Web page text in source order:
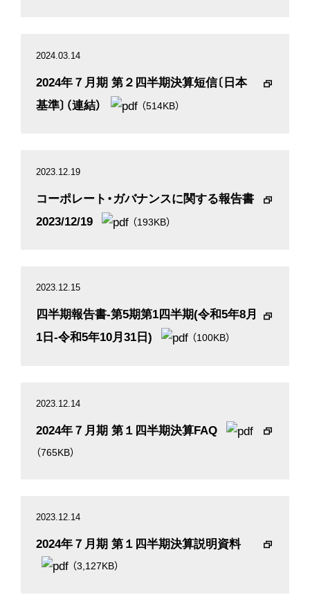
2024.03.14
2024年７月期 第２四半期決算短信〔日本
基準〕（連結）
（514KB）
2023.12.19
コーポレート・ガバナンスに関する報告書
2023/12/19
（193KB）
2023.12.15
四半期報告書-第5期第1四半期(令和5年8月
1日-令和5年10月31日)
（100KB）
2023.12.14
2024年７月期 第１四半期決算FAQ
（765KB）
2023.12.14
2024年７月期 第１四半期決算説明資料
（3,127KB）